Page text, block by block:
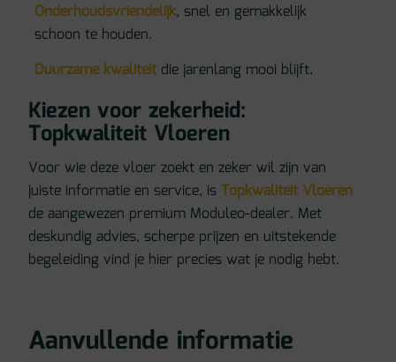
Onderhoudsvriendelijk, snel en gemakkelijk
schoon te houden.
Duurzame kwaliteit die jarenlang mooi blijft.
Kiezen voor zekerheid:
Topkwaliteit Vloeren
Voor wie deze vloer zoekt en zeker wil zijn van
juiste informatie en service, is Topkwaliteit Vloeren
de aangewezen premium Moduleo-dealer. Met
deskundig advies, scherpe prijzen en uitstekende
begeleiding vind je hier precies wat je nodig hebt.
Aanvullende informatie